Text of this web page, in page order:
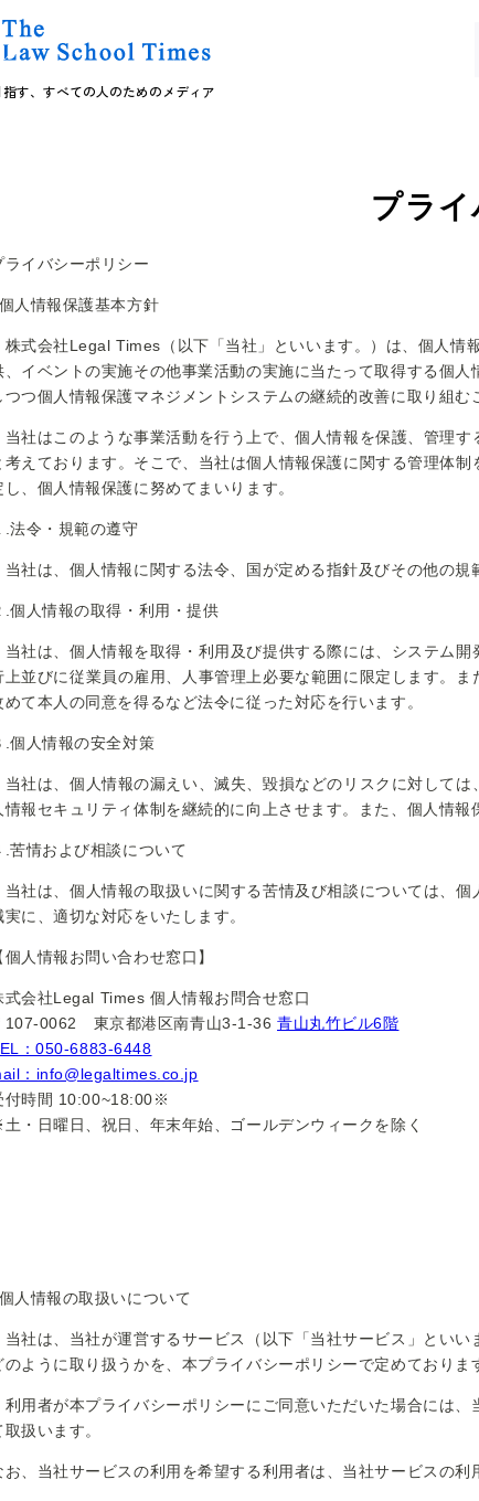
す、すべての人のためのメディア
プライ
ライバシーポリシー
人情報保護基本方針
式会社Legal Times（以下「当社」といいます。）は、個人情
、イベントの実施その他事業活動の実施に当たって取得する個
つつ個人情報保護マネジメントシステムの継続的改善に取り組む
社はこのような事業活動を行う上で、個人情報を保護、管理
考えております。そこで、当社は個人情報保護に関する管理体
し、個人情報保護に努めてまいります。
.法令・規範の遵守
社は、個人情報に関する法令、国が定める指針及びその他の規
.個人情報の取得・利用・提供
社は、個人情報を取得・利用及び提供する際には、システム
上並びに従業員の雇用、人事管理上必要な範囲に限定します。
めて本人の同意を得るなど法令に従った対応を行います。
.個人情報の安全対策
社は、個人情報の漏えい、滅失、毀損などのリスクに対して
情報セキュリティ体制を継続的に向上させます。また、個人情
.苦情および相談について
社は、個人情報の取扱いに関する苦情及び相談については、
実に、適切な対応をいたします。
個人情報お問い合わせ窓口】
式会社Legal Times 個人情報お問合せ窓口
107-0062 東京都港区南青山3-1-36 青山丸竹ビル6階
：050-6883-6448
：info@legaltimes.co.jp
付時間 10:00~18:00※
・日曜日、祝日、年末年始、ゴールデンウィークを除く
人情報の取扱いについて
社は、当社が運営するサービス（以下「当社サービス」とい
のように取り扱うかを、本プライバシーポリシーで定めておりま
用者が本プライバシーポリシーにご同意いただいた場合には
取扱います。
お、当社サービスの利用を希望する利用者は、当社サービスの